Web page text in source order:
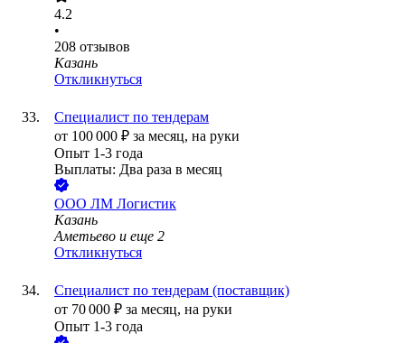
4.2
•
208 отзывов
Казань
Откликнуться
Специалист по тендерам
от 100 000 ₽ за месяц, на руки
Опыт 1-3 года
Выплаты: Два раза в месяц
ООО ЛМ Логистик
Казань
Аметьево и еще 2
Откликнуться
Специалист по тендерам (поставщик)
от 70 000 ₽ за месяц, на руки
Опыт 1-3 года